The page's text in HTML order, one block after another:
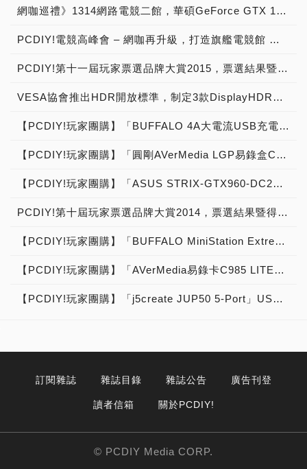
網咖巡禮》1314網路電競二館，華碩GeForce GTX 1080超狂台中市電競網咖！
PCDIY!電競高峰會 – 網咖再升級，打造旗艦電競館 →2018/11/21活動展開預告！
PCDIY!第十一屆玩家票選品牌大賞2015，票選結果暨得獎公布！
VESA協會推出HDR開放標準，制定3款DisplayHDR認證等級400、600、1000，搭配自我測試工具，推動產業進入下世代HDR新境界，現場直擊快報
【PCDIY!玩家團購】「BUFFALO 4A大電流USB充電座 - iBUFFALO BSMPA09」USB充電器【已結束】
【PCDIY!玩家團購】「圓剛AVerMedia LGP易錄盒C875 USF4特別版」外接式遊戲直播視訊盒【已結束】
【PCDIY!玩家團購】「ASUS STRIX-GTX960-DC2OC-2GD5」顯示卡【已結束】
PCDIY!第十屆玩家票選品牌大賞2014，票選結果暨得獎公布！
【PCDIY!玩家團購】「BUFFALO MiniStation Extreme HD-PZFU3 2TB」外接硬碟【已結束】
【PCDIY!玩家團購】「AVerMedia易錄卡C985 LITE」遊戲直播擷取卡【已結束】
【PCDIY!玩家團購】「j5create JUP50 5-Port」USB智慧型快速充電器【已結束】
訂閱雜誌 雜誌目錄 雜誌公告 廣告刊登
讀者信箱 關於PCDIY!
© PCDIY Media CORP.